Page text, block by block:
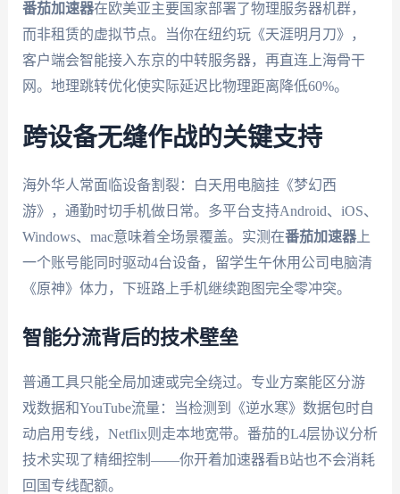
番茄加速器在欧美亚主要国家部署了物理服务器机群，
而非租赁的虚拟节点。当你在纽约玩《天涯明月刀》，
客户端会智能接入东京的中转服务器，再直连上海骨干
网。地理跳转优化使实际延迟比物理距离降低60%。
跨设备无缝作战的关键支持
海外华人常面临设备割裂：白天用电脑挂《梦幻西
游》，通勤时切手机做日常。多平台支持Android、iOS、
Windows、mac意味着全场景覆盖。实测在番茄加速器上
一个账号能同时驱动4台设备，留学生午休用公司电脑清
《原神》体力，下班路上手机继续跑图完全零冲突。
智能分流背后的技术壁垒
普通工具只能全局加速或完全绕过。专业方案能区分游
戏数据和YouTube流量：当检测到《逆水寒》数据包时自
动启用专线，Netflix则走本地宽带。番茄的L4层协议分析
技术实现了精细控制——你开着加速器看B站也不会消耗
回国专线配额。